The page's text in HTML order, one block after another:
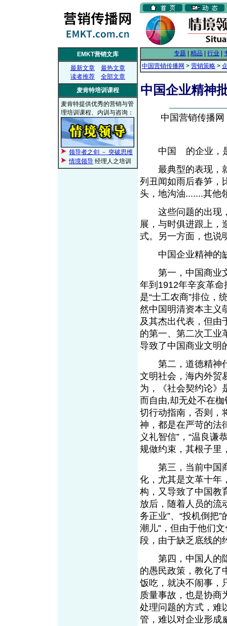
EMKT营销文库
最新文章
最热文章
读者推荐
全部文章
麦肯特培训课程
麦肯特提供优秀的营销与管
理培训课程、内训与咨询：
领导者之剑 － 突破思维
情境领导 经理人之培训
专题 精品 行业
中国营销传播网 > 营销策略 >
中国企业精神
中国营销传播
中国
的企业，
最典型的表现，就
列丑闻如雨后春笋，
头，地沟油.......其他
这些问题的出现，
展，与时俱进跟上，
式。另一方面，也说
中国企业精神的缺
第一，中国商业文
年到1912年辛亥革
是“士工农商”排位，
然中国明清资本主义
及其杰出代表，但由
的第一、第二次工业
导致了中国商业文明
第二，道德精神代
文明社会，海内外贸
为，《社会契约论》
而自由,却无处不在
切行动指南，否则，
神，都是在严苛的法
义礼智信”，“温良谦
规做约束，其根子里
第三，当前中国商
化，尤其是文革十年
构，又导致了中国教
放后，随着人员的流
务正业”、“投机倒把
潮儿”，但由于他们
段，由于缺乏底线的
第四，中国人的隐
的愚民政策，教化了
饭吃，就决不闹事，
质量事故，也是协商
处理问题的方式，难
管，难以对企业形成